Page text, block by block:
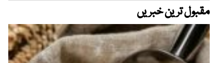
مقبول ترین خبریں